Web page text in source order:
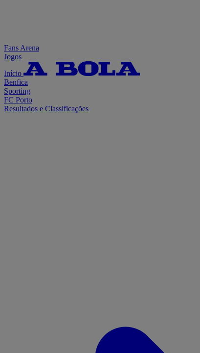
Fans Arena
Jogos
Início
Benfica
Sporting
FC Porto
Resultados e Classificações